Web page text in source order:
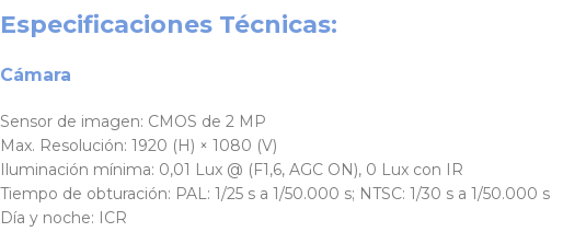
Especificaciones Técnicas:
Cámara
Sensor de imagen: CMOS de 2 MP
Max. Resolución: 1920 (H) × 1080 (V)
Iluminación mínima: 0,01 Lux @ (F1,6, AGC ON), 0 Lux con IR
Tiempo de obturación: PAL: 1/25 s a 1/50.000 s; NTSC: 1/30 s a 1/50.000 s
Día y noche: ICR